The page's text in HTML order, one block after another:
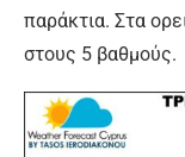
παράκτια. Στα
στους 5 βαθμούς.